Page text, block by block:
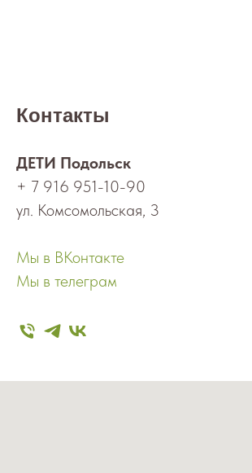
Контакты
ДЕТИ Подольск
+ 7 916 951-10-90
ул. Комсомольская, 3
Мы в ВКонтакте
Мы в телеграм